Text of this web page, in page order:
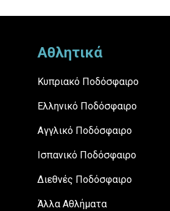
Αθλητικά
Κυπριακό Ποδόσφαιρο
Ελληνικό Ποδόσφαιρο
Αγγλικό Ποδόσφαιρο
Ισπανικό Ποδόσφαιρο
Διεθνές Ποδόσφαιρο
Άλλα Αθλήματα